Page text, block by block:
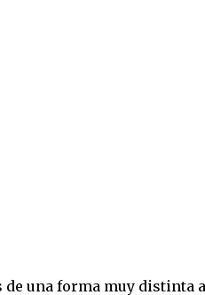
de una forma muy distinta